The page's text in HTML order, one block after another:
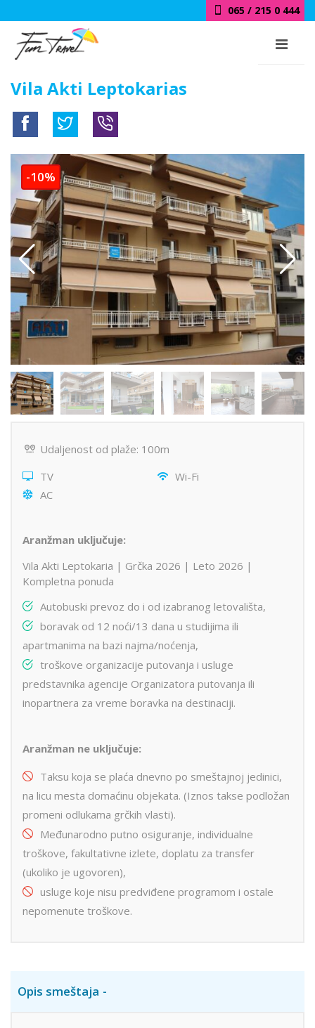
065 / 215 0 444
Vila Akti Leptokarias
Udaljenost od plaže: 100m
TV
Wi-Fi
AC
Aranžman uključuje:
Vila Akti Leptokaria | Grčka 2026 | Leto 2026 |
Kompletna ponuda
Autobuski prevoz do i od izabranog letovališta,
boravak od 12 noći/13 dana u studijima ili
apartmanima na bazi najma/noćenja,
troškove organizacije putovanja i usluge
predstavnika agencije Organizatora putovanja ili
inopartnera za vreme boravka na destinaciji.
Aranžman ne uključuje:
Taksu koja se plaća dnevno po smeštajnoj jedinici,
na licu mesta domaćinu objekata. (Iznos takse podložan
promeni odlukama grčkih vlasti).
Međunarodno putno osiguranje, individualne
troškove, fakultativne izlete, doplatu za transfer
(ukoliko je ugovoren),
usluge koje nisu predviđene programom i ostale
nepomenute troškove.
Opis smeštaja